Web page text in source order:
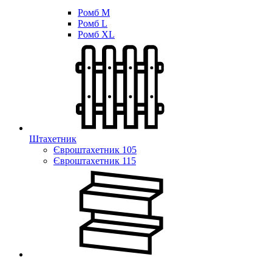
Ромб M
Ромб L
Ромб XL
Штахетник
Євроштахетник 105
Євроштахетник 115